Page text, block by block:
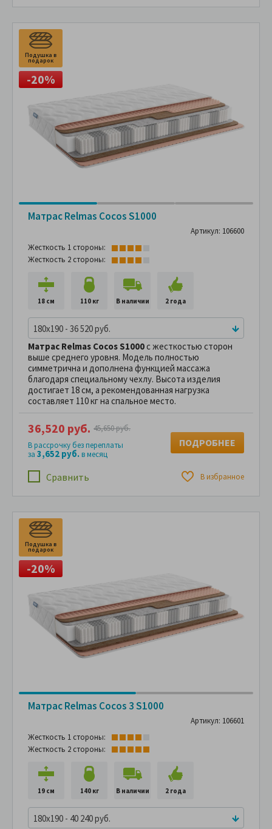
Подушка в
подарок
-20%
Матрас Relmas Cocos S1000
Артикул: 106600
Жесткость 1 стороны:
Жесткость 2 стороны:
18 см 110 кг В наличии 2 года
180x190 - 36 520 руб.
Матрас Relmas Cocos S1000с жесткостью сторон
выше среднего уровня. Модель полностью
симметрична и дополнена функцией массажа
благодаря специальному чехлу. Высота изделия
достигает 18 см, а рекомендованная нагрузка
составляет 110 кг на спальное место.
Сравнить В избранное
36,520 руб. 45,650 руб.
В рассрочку без переплаты
за 3,652 руб.в месяц
ПОДРОБНЕЕ
Подушка в
подарок
-20%
Матрас Relmas Cocos 3 S1000
Артикул: 106601
Жесткость 1 стороны:
Жесткость 2 стороны:
19 см 140 кг В наличии 2 года
180x190 - 40 240 руб.